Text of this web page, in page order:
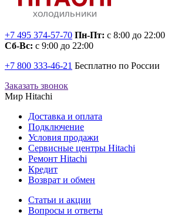
+7 495 374-57-70 Пн-Пт: с 8:00 до 22:00
Сб-Вс: с 9:00 до 22:00
+7 800 333-46-21 Бесплатно по России
Заказать звонок
Мир Hitachi
Доставка и оплата
Подключение
Условия продажи
Сервисные центры Hitachi
Ремонт Hitachi
Кредит
Возврат и обмен
Cтатьи и акции
Вопросы и ответы